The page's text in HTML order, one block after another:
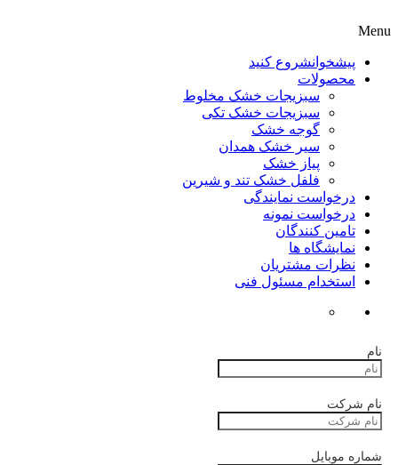
Menu
پیشخوانشروع کنید
محصولات
سبزیجات خشک مخلوط
سبزیجات خشک تکی
گوجه خشک
سیر خشک همدان
پیاز خشک
فلفل خشک تند و شیرین
درخواست نمایندگی
درخواست نمونه
تامین کنندگان
نمایشگاه ها
نظرات مشتریان
استخدام مسئول فنی
نام
نام شرکت
شماره موبایل